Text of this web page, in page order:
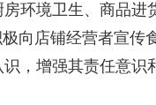
环境卫生、商品进
向店铺经营者宣传
，增强其责任意识